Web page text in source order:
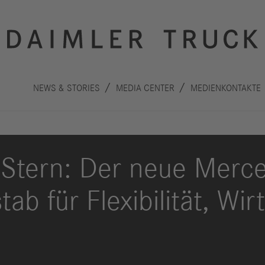
NEWS & STORIES MEDIA CENTER MEDIENKONTAKTE
Innovation Nachhaltigkeit
Der neue
für Flexibilität,